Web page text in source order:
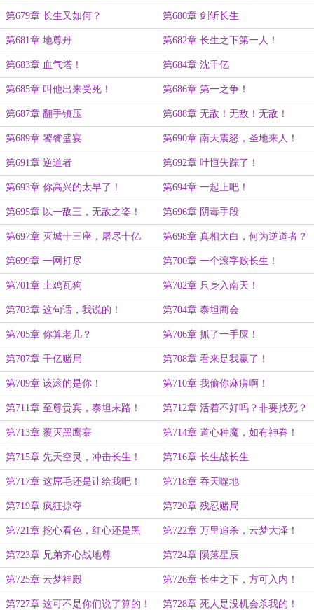
第679章 长生又如何？ 第680章 剑斩长生
第681章 地尊丹 第682章 长生之下第一人！
第683章 血气塔！ 第684章 沈千亿
第685章 叫他出来受死！ 第686章 第一之争！
第687章 翻手镇压 第688章 无敌！无敌！无敌！
第689章 饕餮盛宴 第690章 南天震怒，圣地来人！
第691章 逆道者 第692章 叶恒失踪了！
第693章 你高兴的太早了！ 第694章 一起上吧！
第695章 以一敌三，无敌之姿！ 第696章 阴毒手段
第697章 灭城十三座，屠尽十亿
人！
第698章 真相大白，何为逆道者？
第699章 一网打尽 第700章 一个滚字败长生！
第701章 土鸡瓦狗 第702章 只身入南天！
第703章 这句话，我说的！ 第704章 泰坦商会
第705章 你算老几？ 第706章 抓了一手屎！
第707章 千亿赌局 第708章 看来是我赢了！
第709章 该滚的是你！ 第710章 我偷你麻痹啊！
第711章 至尊贵宾，泰坦末路！ 第712章 活着不好吗？非要找死？
第713章 覆灭黑鹰寨 第714章 道心种魔，如有神眷！
第715章 先天空灵，冲击长生！ 第716章 长生战长生
第717章 这屌毛还是让给我吧！ 第718章 吞天噬地
第719章 疯狂掠夺 第720章 残忍赌局
第721章 挖心看色，红心还是黑
心？
第722章 万里追杀，云梦大泽！
第723章 兄弟齐心战地尊 第724章 陨落星辰
第725章 云梦神殿 第726章 长生之下，方可入内！
第727章 这可不是你们说了算的！ 第728章 死人是没机会杀我的！